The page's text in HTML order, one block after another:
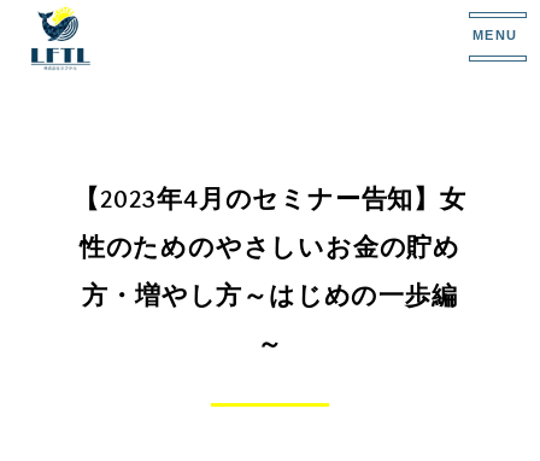
MENU
【2023年4月のセミナー告知】女
性のためのやさしいお金の貯め
方・増やし方～はじめの一歩編
～